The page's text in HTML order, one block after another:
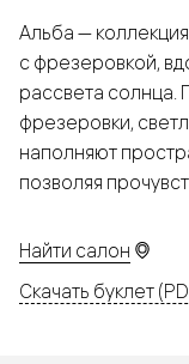
Альба —
с фрезеровкой,
рассвета солнца.
фрезеровки,
наполняют
позволяя
Найти салон
Скачать буклет